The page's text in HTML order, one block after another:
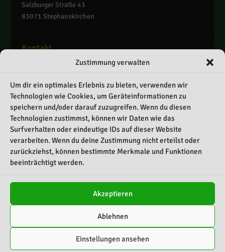
Zustimmung verwalten
Um dir ein optimales Erlebnis zu bieten, verwenden wir
Technologien wie Cookies, um Geräteinformationen zu
speichern und/oder darauf zuzugreifen. Wenn du diesen
Technologien zustimmst, können wir Daten wie das
Surfverhalten oder eindeutige IDs auf dieser Website
verarbeiten. Wenn du deine Zustimmung nicht erteilst oder
zurückziehst, können bestimmte Merkmale und Funktionen
beeinträchtigt werden.
Akzeptieren
Ablehnen
Einstellungen ansehen
Salzburger Straße 43
83071 Stephanskirchen
Kontakt
Telefon: 0151 / 55069337
Web: www.crashteam-rosenheim.de
Schnellnavigation
Kontakt
Impressum
Datenschutz